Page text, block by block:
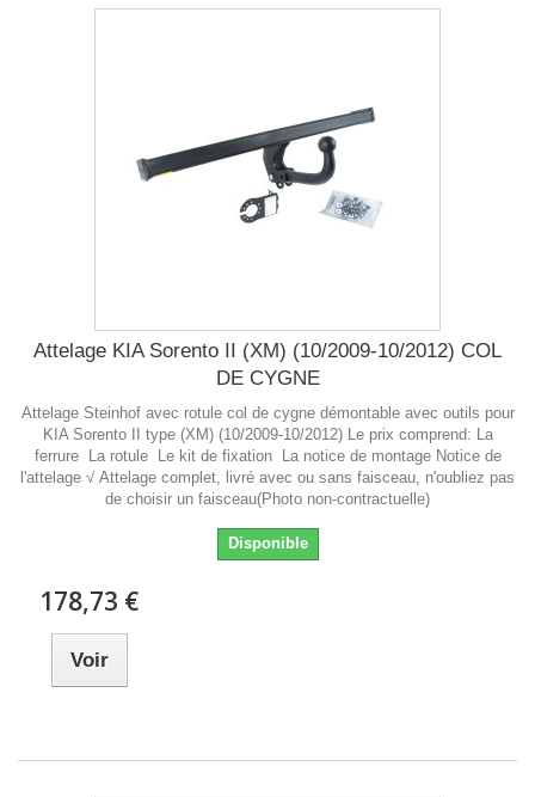
Attelage KIA Sorento II (XM) (10/2009-10/2012) COL
DE CYGNE
Attelage Steinhof avec rotule col de cygne démontable avec outils pour
KIA Sorento II type (XM) (10/2009-10/2012) Le prix comprend: La
ferrure La rotule Le kit de fixation La notice de montage Notice de
l'attelage √ Attelage complet, livré avec ou sans faisceau, n'oubliez pas
de choisir un faisceau(Photo non-contractuelle)
Disponible
178,73 €
Voir